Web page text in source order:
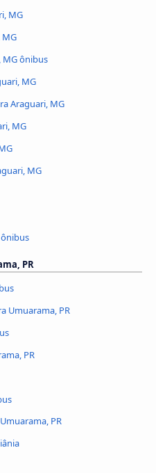
MG
MG ônibus
MG
Araguari, MG
MG
MG
ônibus
PR
Umuarama, PR
PR
PR